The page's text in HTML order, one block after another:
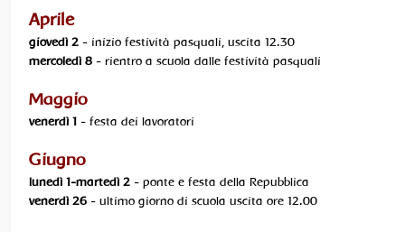
Aprile
giovedì 2 - inizio festività pasquali, uscita 12.30
mercoledì 8 - rientro a scuola dalle festività pasquali
Maggio
venerdì 1 - festa dei lavoratori
Giugno
lunedì 1-martedì 2 - ponte e festa della Repubblica
venerdì 26 - ultimo giorno di scuola uscita ore 12.00